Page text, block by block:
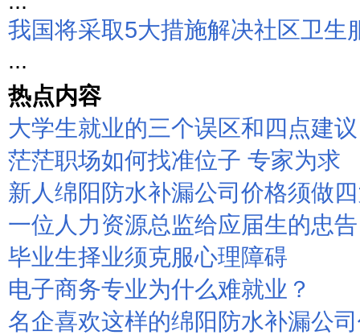
我国将采取5大措施解决社区卫生
...
热点内容
大学生就业的三个误区和四点建议
茫茫职场如何找准位子 专家为求
新人绵阳防水补漏公司价格须做
一位人力资源总监给应届生的忠告
毕业生择业须克服心理障碍
电子商务专业为什么难就业？
名企喜欢这样的绵阳防水补漏公